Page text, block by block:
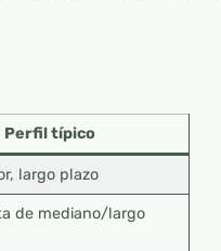
Perfil típico
largo plazo
de mediano/largo